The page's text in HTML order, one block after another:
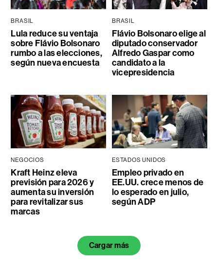
BRASIL
Lula reduce su ventaja
sobre Flávio Bolsonaro
rumbo a las elecciones,
según nueva encuesta
BRASIL
Flávio Bolsonaro elige al
diputado conservador
Alfredo Gaspar como
candidato a la
vicepresidencia
NEGOCIOS
Kraft Heinz eleva
previsión para 2026 y
aumenta su inversión
para revitalizar sus
marcas
ESTADOS UNIDOS
Empleo privado en
EE.UU. crece menos de
lo esperado en julio,
según ADP
Cargar más